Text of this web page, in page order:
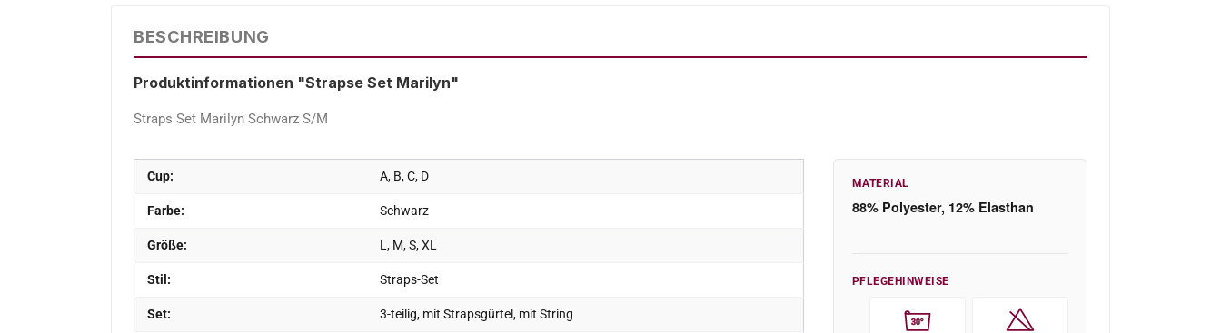
BESCHREIBUNG
Produktinformationen "Strapse Set Marilyn"
Straps Set Marilyn Schwarz S/M
Cup: A, B, C, D
Farbe: Schwarz
Größe: L, M, S, XL
Stil: Straps-Set
Set: 3-teilig, mit Strapsgürtel, mit String
MATERIAL
88% Polyester, 12% Elasthan
PFLEGEHINWEISE
30°